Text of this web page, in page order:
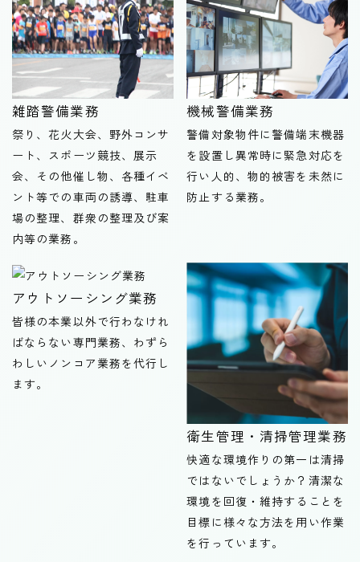
雑踏警備業務
祭り、花火大会、野外コンサ
ート、スポーツ競技、展示
会、その他催し物、各種イベ
ント等での車両の誘導、駐車
場の整理、群衆の整理及び案
内等の業務。
機械警備業務
警備対象物件に警備端末機器
を設置し異常時に緊急対応を
行い人的、物的被害を未然に
防止する業務。
アウトソーシング業務
皆様の本業以外で行わなけれ
ばならない専門業務、わずら
わしいノンコア業務を代行し
ます。
衛生管理・清掃管理業務
快適な環境作りの第一は清掃
ではないでしょうか？清潔な
環境を回復・維持することを
目標に様々な方法を用い作業
を行っています。